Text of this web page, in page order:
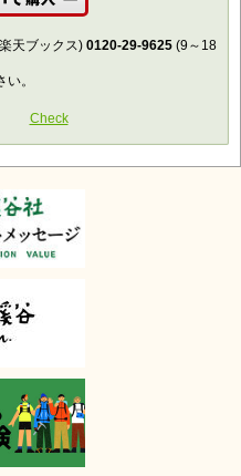
楽天で購入
天ブックス) 0120-29-9625 (9～18
。
Check